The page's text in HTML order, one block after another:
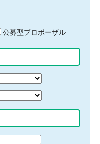
公募型プロポーザル